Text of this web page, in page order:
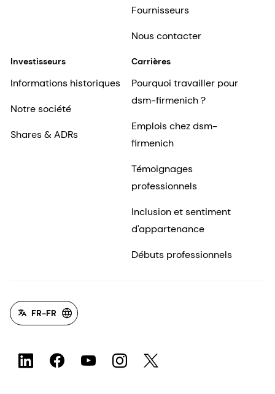
Fournisseurs
Nous contacter
Investisseurs
Informations historiques
Notre société
Shares & ADRs
Carrières
Pourquoi travailler pour
dsm-firmenich ?
Emplois chez dsm-
firmenich
Témoignages
professionnels
Inclusion et sentiment
d'appartenance
Débuts professionnels
FR-FR